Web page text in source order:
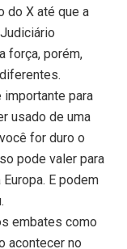
do X até que a
força, porém,
importante para
usado de uma
for duro o
pode valer para
E podem
embates como
acontecer no